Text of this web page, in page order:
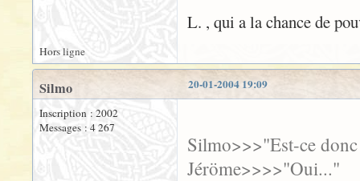
L. , qui a la chance de
Hors ligne
20-01-2004 19:09
Silmo
Inscription : 2002
Messages : 4 267
Silmo>>>"Est-ce
Jéröme>>>>"Oui..."